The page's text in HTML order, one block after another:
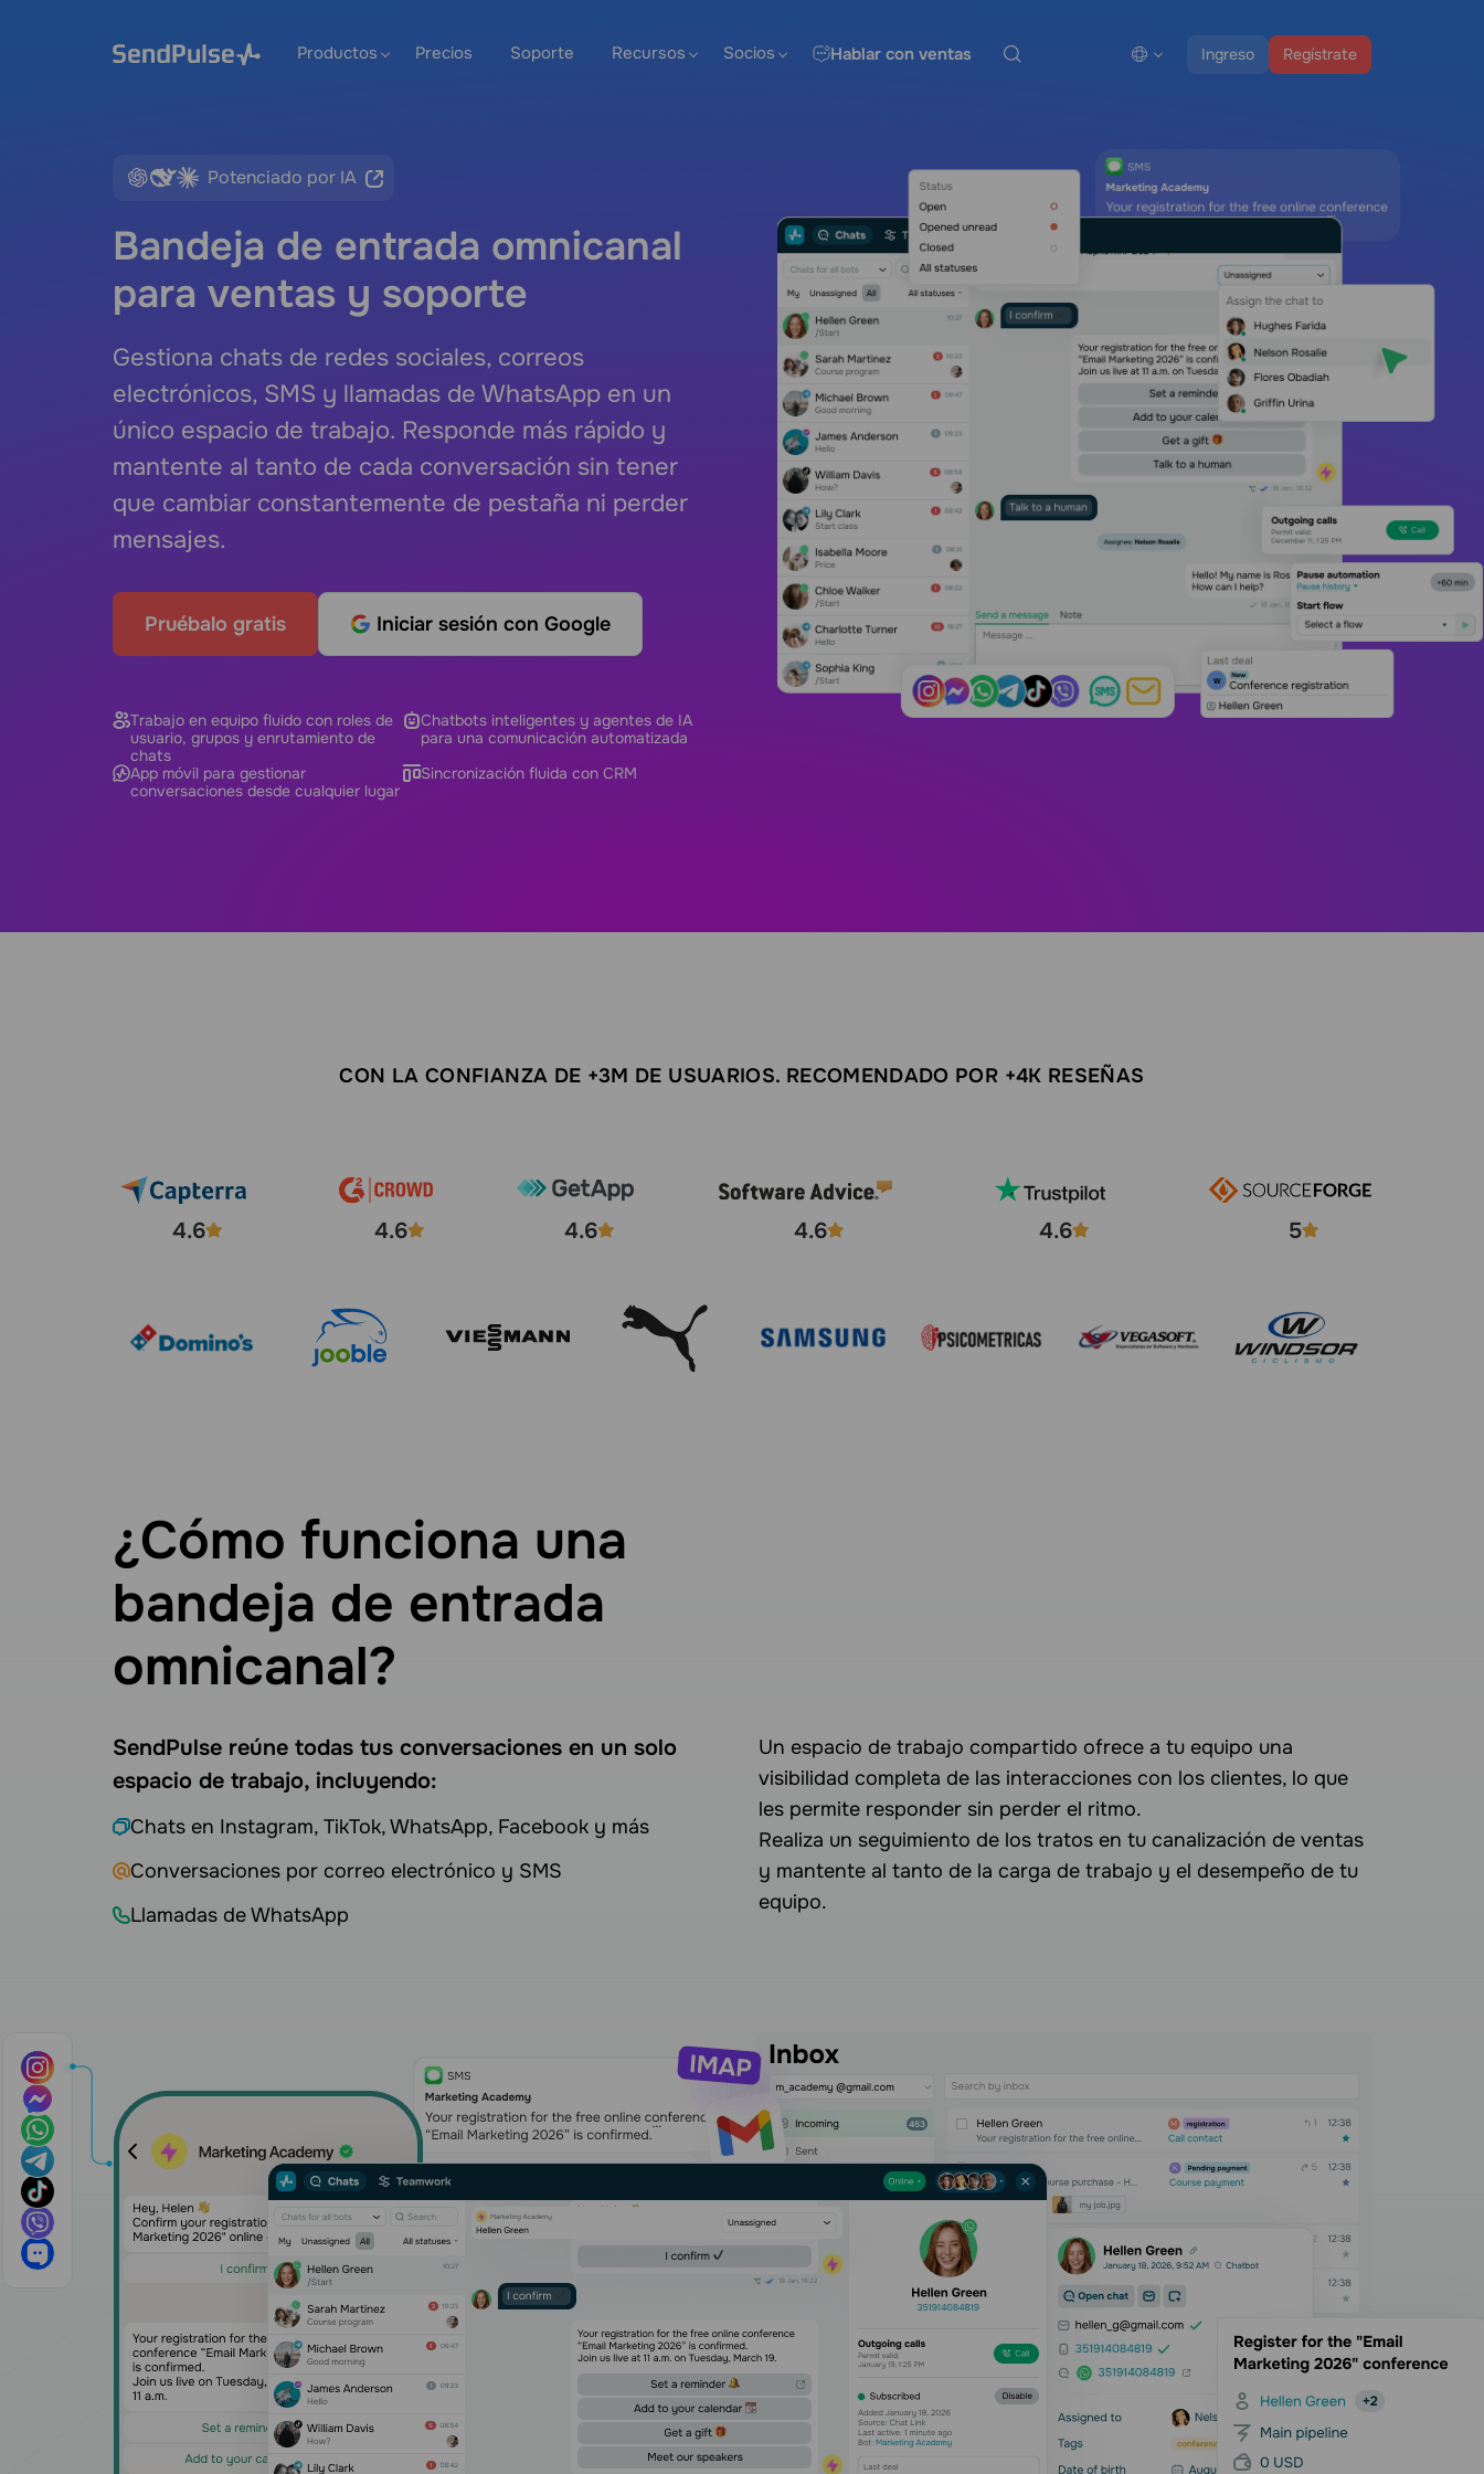
Ingreso Regístrate
Productos Precios Soporte Recursos Socios Hablar con ventas
Potenciado por IA
Bandeja de entrada omnicanal
para ventas y soporte
Gestiona chats de redes sociales, correos
electrónicos, SMS y llamadas de WhatsApp en un
único espacio de trabajo. Responde más rápido y
mantente al tanto de cada conversación sin tener
que cambiar constantemente de pestaña ni perder
mensajes.
Pruébalo gratis Iniciar sesión con Google
Trabajo en equipo fluido con roles de
usuario, grupos y enrutamiento de
chats
Chatbots inteligentes y agentes de IA
para una comunicación automatizada
App móvil para gestionar
conversaciones desde cualquier lugar
Sincronización fluida con CRM
CON LA CONFIANZA DE +3M DE USUARIOS. RECOMENDADO POR +4K RESEÑAS
4.6 4.6 4.6 4.6 4.6 5
¿Cómo funciona una
bandeja de entrada
omnicanal?
SendPulse reúne todas tus conversaciones en un solo
espacio de trabajo, incluyendo:
Chats en Instagram, TikTok, WhatsApp, Facebook y más
Conversaciones por correo electrónico y SMS
Llamadas de WhatsApp
Un espacio de trabajo compartido ofrece a tu equipo una
visibilidad completa de las interacciones con los clientes, lo que
les permite responder sin perder el ritmo.
Realiza un seguimiento de los tratos en tu canalización de ventas
y mantente al tanto de la carga de trabajo y el desempeño de tu
equipo.